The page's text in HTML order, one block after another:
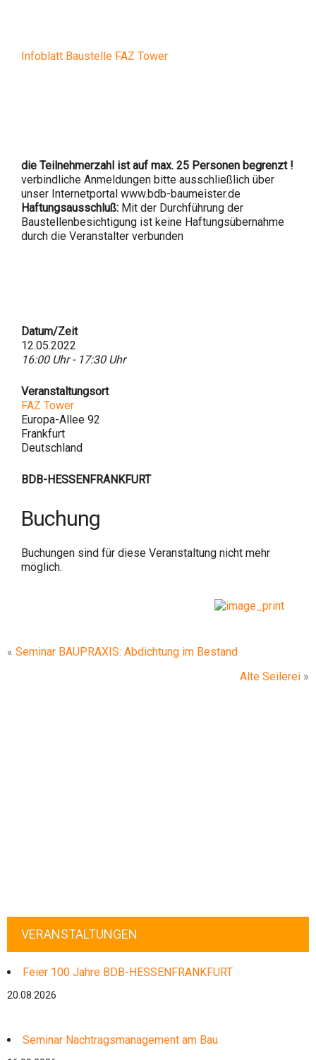
Infoblatt Baustelle FAZ Tower
die Teilnehmerzahl ist auf max. 25 Personen begrenzt !
verbindliche Anmeldungen bitte ausschließlich über
unser Internetportal www.bdb-baumeister.de
Haftungsausschluß: Mit der Durchführung der
Baustellenbesichtigung ist keine Haftungsübernahme
durch die Veranstalter verbunden
Datum/Zeit
12.05.2022
16:00 Uhr - 17:30 Uhr
Veranstaltungsort
FAZ Tower
Europa-Allee 92
Frankfurt
Deutschland
BDB-HESSENFRANKFURT
Buchung
Buchungen sind für diese Veranstaltung nicht mehr
möglich.
« Seminar BAUPRAXIS: Abdichtung im Bestand
Alte Seilerei »
VERANSTALTUNGEN
Feier 100 Jahre BDB-HESSENFRANKFURT
20.08.2026
Seminar Nachtragsmanagement am Bau